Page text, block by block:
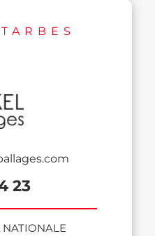
23
NATIONALE